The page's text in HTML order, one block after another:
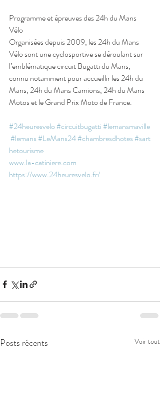
Programme et épreuves des 24h du Mans
Vélo
Organisées depuis 2009, les 24h du Mans
Vélo sont une cyclosportive se déroulant sur
l’emblématique circuit Bugatti du Mans,
connu notamment pour accueillir les 24h du
Mans, 24h du Mans Camions, 24h du Mans
Motos et le Grand Prix Moto de France.
#24heuresvelo#circuitbugatti#lemansmaville
#lemans#LeMans24#chambresdhotes#sart
hetourisme
www.la-catiniere.com
https://www.24heuresvelo.fr/
Posts récents Voir tout